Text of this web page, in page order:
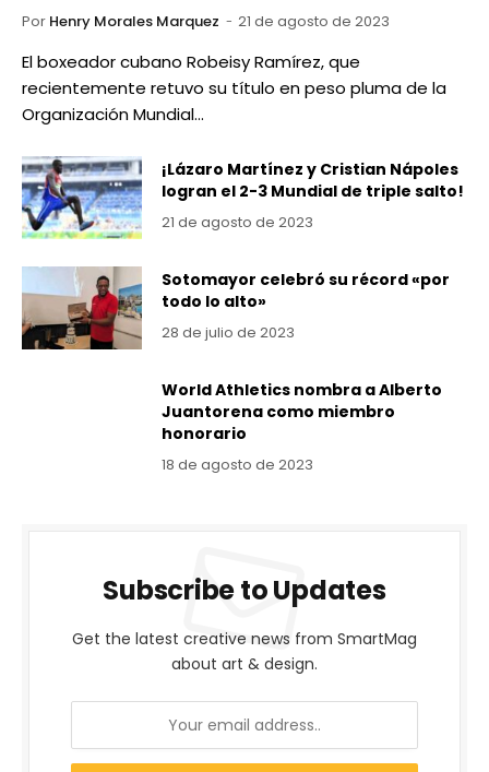
Por Henry Morales Marquez 21 de agosto de 2023
El boxeador cubano Robeisy Ramírez, que
recientemente retuvo su título en peso pluma de la
Organización Mundial…
¡Lázaro Martínez y Cristian Nápoles
logran el 2-3 Mundial de triple salto!
21 de agosto de 2023
Sotomayor celebró su récord «por
todo lo alto»
28 de julio de 2023
World Athletics nombra a Alberto
Juantorena como miembro
honorario
18 de agosto de 2023
Subscribe to Updates
Get the latest creative news from SmartMag
about art & design.